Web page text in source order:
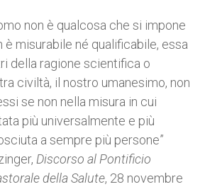
non è qualcosa che si impone
è misurabile né qualificabile, essa
della ragione scientifica o
civiltà, il nostro umanesimo, non
se non nella misura in cui
più universalmente e più
a sempre più persone”
Discorso al Pontificio
della Salute, 28 novembre